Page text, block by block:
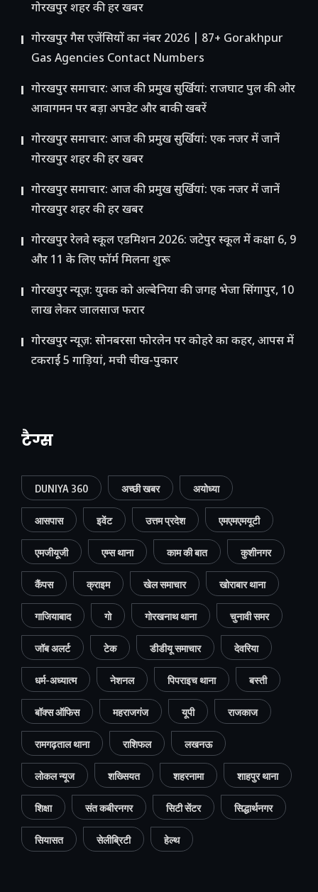
गोरखपुर शहर की हर खबर
गोरखपुर गैस एजेंसियों का नंबर 2026 | 87+ Gorakhpur
Gas Agencies Contact Numbers
गोरखपुर समाचार: आज की प्रमुख सुर्खियां: राजघाट पुल की ओर
आवागमन पर बड़ा अपडेट और बाकी खबरें
गोरखपुर समाचार: आज की प्रमुख सुर्खियां: एक नजर में जानें
गोरखपुर शहर की हर खबर
गोरखपुर समाचार: आज की प्रमुख सुर्खियां: एक नजर में जानें
गोरखपुर शहर की हर खबर
गोरखपुर रेलवे स्कूल एडमिशन 2026: जटेपुर स्कूल में कक्षा 6, 9
और 11 के लिए फॉर्म मिलना शुरू
गोरखपुर न्यूज़: युवक को अल्बेनिया की जगह भेजा सिंगापुर, 10
लाख लेकर जालसाज फरार
गोरखपुर न्यूज़: सोनबरसा फोरलेन पर कोहरे का कहर, आपस में
टकराईं 5 गाड़ियां, मची चीख-पुकार
टैग्स
DUNIYA 360 अच्छी खबर अयोध्या
आसपास इवेंट उत्तम प्रदेश एमएमएमयूटी
एमजीयूजी एम्स थाना काम की बात कुशीनगर
कैंपस क्राइम खेल समाचार खोराबार थाना
गाजियाबाद गो गोरखनाथ थाना चुनावी समर
जॉब अलर्ट टेक डीडीयू समाचार देवरिया
धर्म-अध्यात्म नेशनल पिपराइच थाना बस्ती
बॉक्स ऑफिस महराजगंज यूपी राजकाज
रामगढ़ताल थाना राशिफल लखनऊ
लोकल न्यूज शख्सियत शहरनामा शाहपुर थाना
शिक्षा संत कबीरनगर सिटी सेंटर सिद्धार्थनगर
सियासत सेलीब्रिटी हेल्थ